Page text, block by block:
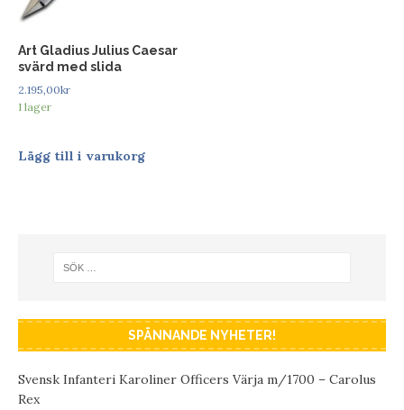
Art Gladius Julius Caesar
svärd med slida
2.195,00kr
I lager
Lägg till i varukorg
SPÄNNANDE NYHETER!
Svensk Infanteri Karoliner Officers Värja m/1700 – Carolus
Rex